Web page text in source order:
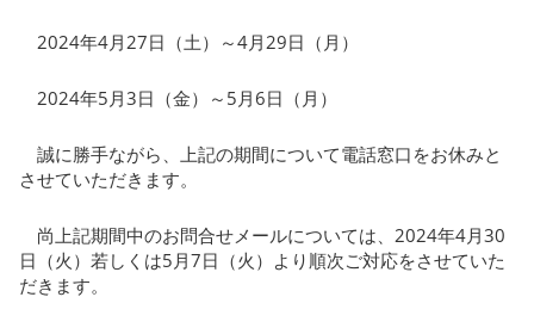
2024年4月27日（土）～4月29日（月）
2024年5月3日（金）～5月6日（月）
誠に勝手ながら、上記の期間について電話窓口をお休みと
させていただきます。
尚上記期間中のお問合せメールについては、2024年4月30
日（火）若しくは5月7日（火）より順次ご対応をさせていた
だきます。